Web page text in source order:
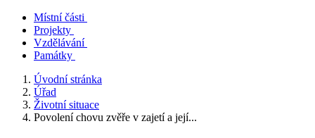
Místní části
Projekty
Vzdělávání
Památky
Úvodní stránka
Úřad
Životní situace
Povolení chovu zvěře v zajetí a její...